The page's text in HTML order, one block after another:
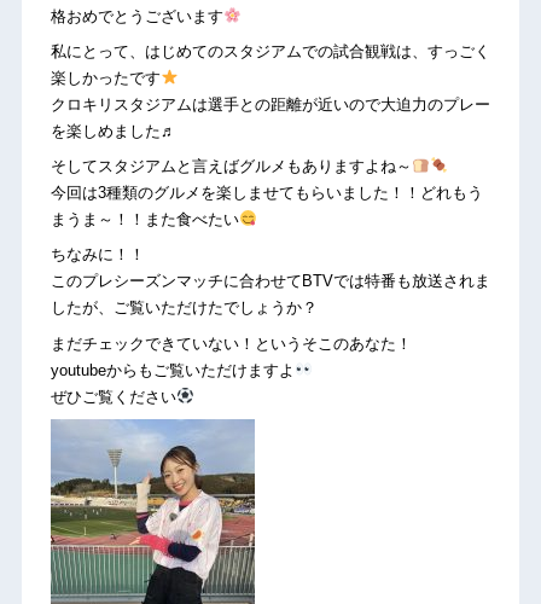
格おめでとうございます
私にとって、はじめてのスタジアムでの試合観戦は、すっごく
楽しかったです
クロキリスタジアムは選手との距離が近いので大迫力のプレー
を楽しめました♬
そしてスタジアムと言えばグルメもありますよね～
今回は3種類のグルメを楽しませてもらいました！！どれもう
まうま～！！また食べたい
ちなみに！！
このプレシーズンマッチに合わせてBTVでは特番も放送されま
したが、ご覧いただけたでしょうか？
まだチェックできていない！というそこのあなた！
youtubeからもご覧いただけますよ
ぜひご覧ください